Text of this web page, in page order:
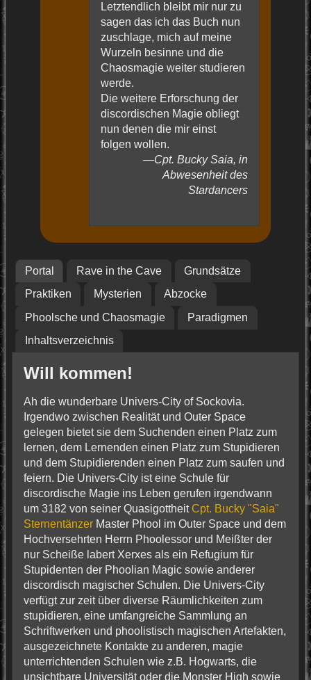
Letztendlich bleibt mir nur zu
sagen das ich das Buch nun
zuschlage, mich auf meine
Wurzeln besinne und die
Chaosmagie weiter studieren
werde.
Die weitere Erforschung der
discordischen Magie obliegt
nun denen die mir einst
folgen wollen.
Cpt. Bucky Saia, in
Abwesenheit des
Stardancers
Portal Rave in the Cave
Grundsätze
Praktiken
Mysterien
Abzocke
Phoolsche und Chaosmagie
Paradigmen
Inhaltsverzeichnis
Will kommen!
Ah die wunderbare Univers-City of Sockovia.
Irgendwo zwischen Realität und Outer Space
gelegen bietet sie dem Suchenden einen Platz zum
lernen, dem Lernenden einen Platz zum Stupidieren
und dem Stupidierenden einen Platz zum saufen und
feiern. Die Univers-City ist eine Schule für
discordische Magie ins Leben gerufen irgendwann
um 3182 von seiner QuasigottheitCpt. Bucky "Saia"
Sternentänzer Master Phool im Outer Space und dem
Hochversehrten Herrn Phoolessor und Meißter der
nur Scheiße labert Xerxes als ein Refugium für
Stupidenten der Phoolian Magic sowie anderer
discordisch magischer Schulen. Die Univers-City
verfügt zur zeit über diverse Räumlichkeiten zum
stupidieren, eine umfangreiche Sammlung an
Schriftwerken und phoolistisch magischen Artefakten,
ausgezeichnete Kontakte zu anderen, magie
unterrichtenden Schulen wie z.B. Hogwarts, die
unsichtbare Universität oder die Monster High sowie